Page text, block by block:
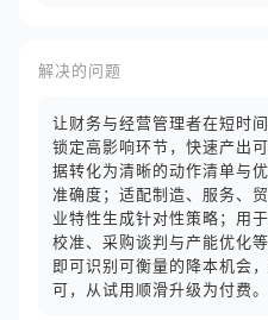
解决的问题
让财务与经营管理者在短时
锁定高影响环节，快速产出
据转化为清晰的动作清单与
准确度；适配制造、服务、
业特性生成针对性策略；用
校准、采购谈判与产能优化
即可识别可衡量的降本机会
可，从试用顺滑升级为付费。